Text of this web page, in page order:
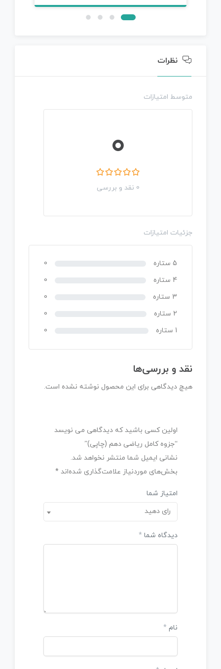
نظرات
متوسط امتیازات
0
0 نقد و بررسی
جزئیات امتیازات
5 ستاره
0
4 ستاره
0
3 ستاره
0
2 ستاره
0
1 ستاره
0
نقد و بررسی‌ها
هیچ دیدگاهی برای این محصول نوشته نشده است.
اولین کسی باشید که دیدگاهی می نویسد
“جزوه کامل ریاضی دهم (چاپی)”
نشانی ایمیل شما منتشر نخواهد شد.
بخش‌های موردنیاز علامت‌گذاری شده‌اند *
امتیاز شما
رای دهید
دیدگاه شما *
نام *